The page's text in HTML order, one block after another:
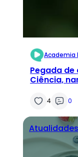
Academia
Pegada
Ciência,
4 0
Atualidades